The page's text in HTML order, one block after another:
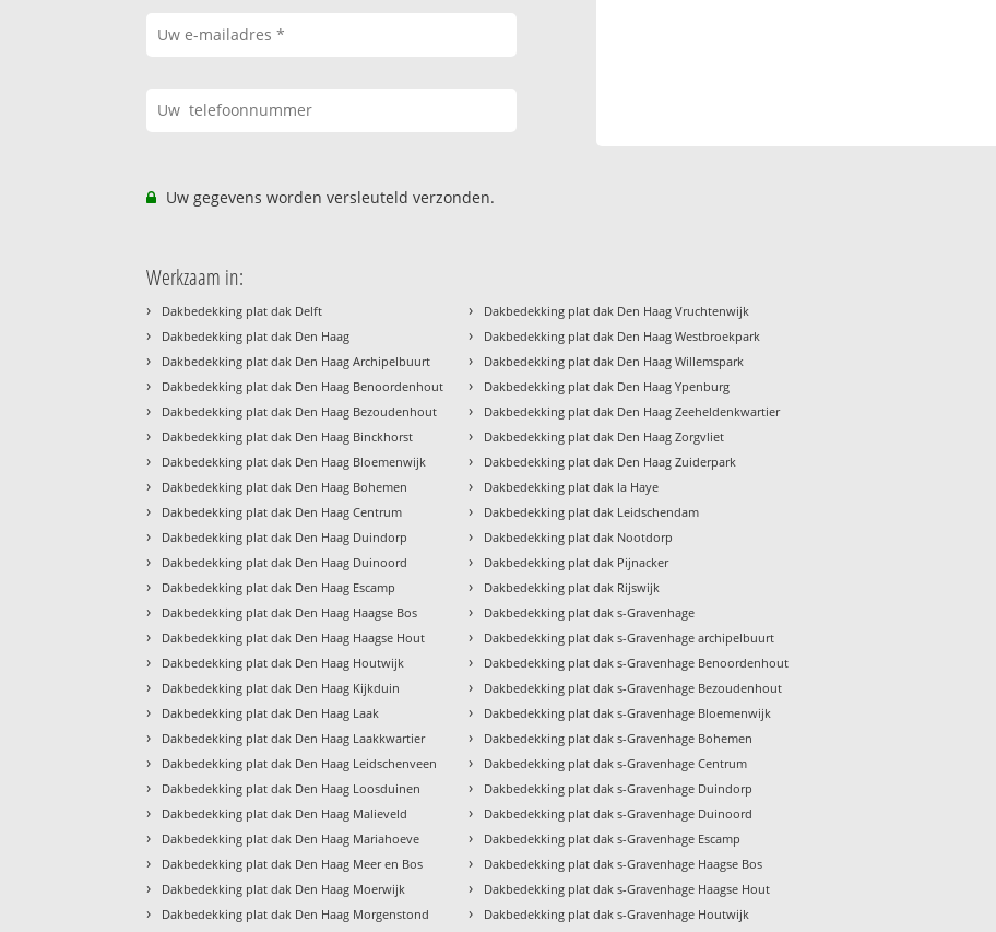
Uw gegevens worden versleuteld verzonden.
Werkzaam in:
› Dakbedekking plat dak Delft
› Dakbedekking plat dak Den Haag
› Dakbedekking plat dak Den Haag Archipelbuurt
› Dakbedekking plat dak Den Haag Benoordenhout
› Dakbedekking plat dak Den Haag Bezoudenhout
› Dakbedekking plat dak Den Haag Binckhorst
› Dakbedekking plat dak Den Haag Bloemenwijk
› Dakbedekking plat dak Den Haag Bohemen
› Dakbedekking plat dak Den Haag Centrum
› Dakbedekking plat dak Den Haag Duindorp
› Dakbedekking plat dak Den Haag Duinoord
› Dakbedekking plat dak Den Haag Escamp
› Dakbedekking plat dak Den Haag Haagse Bos
› Dakbedekking plat dak Den Haag Haagse Hout
› Dakbedekking plat dak Den Haag Houtwijk
› Dakbedekking plat dak Den Haag Kijkduin
› Dakbedekking plat dak Den Haag Laak
› Dakbedekking plat dak Den Haag Laakkwartier
› Dakbedekking plat dak Den Haag Leidschenveen
› Dakbedekking plat dak Den Haag Loosduinen
› Dakbedekking plat dak Den Haag Malieveld
› Dakbedekking plat dak Den Haag Mariahoeve
› Dakbedekking plat dak Den Haag Meer en Bos
› Dakbedekking plat dak Den Haag Moerwijk
› Dakbedekking plat dak Den Haag Morgenstond
› Dakbedekking plat dak Den Haag Vruchtenwijk
› Dakbedekking plat dak Den Haag Westbroekpark
› Dakbedekking plat dak Den Haag Willemspark
› Dakbedekking plat dak Den Haag Ypenburg
› Dakbedekking plat dak Den Haag Zeeheldenkwartier
› Dakbedekking plat dak Den Haag Zorgvliet
› Dakbedekking plat dak Den Haag Zuiderpark
› Dakbedekking plat dak la Haye
› Dakbedekking plat dak Leidschendam
› Dakbedekking plat dak Nootdorp
› Dakbedekking plat dak Pijnacker
› Dakbedekking plat dak Rijswijk
› Dakbedekking plat dak s-Gravenhage
› Dakbedekking plat dak s-Gravenhage archipelbuurt
› Dakbedekking plat dak s-Gravenhage Benoordenhout
› Dakbedekking plat dak s-Gravenhage Bezoudenhout
› Dakbedekking plat dak s-Gravenhage Bloemenwijk
› Dakbedekking plat dak s-Gravenhage Bohemen
› Dakbedekking plat dak s-Gravenhage Centrum
› Dakbedekking plat dak s-Gravenhage Duindorp
› Dakbedekking plat dak s-Gravenhage Duinoord
› Dakbedekking plat dak s-Gravenhage Escamp
› Dakbedekking plat dak s-Gravenhage Haagse Bos
› Dakbedekking plat dak s-Gravenhage Haagse Hout
› Dakbedekking plat dak s-Gravenhage Houtwijk